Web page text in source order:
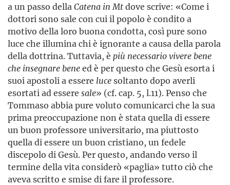
a un passo della Catena in Mtdove scrive: «Come i
dottori sono sale con cui il popolo è condito a
motivo della loro buona condotta, così pure sono
luce che illumina chi è ignorante a causa della parola
della dottrina. Tuttavia, è più necessario vivere bene
che insegnare beneed è per questo che Gesù esorta i
suoi apostoli a essere lucesoltanto dopo averli
esortati ad essere sale» (cf. cap. 5, l.11). Penso che
Tommaso abbia pure voluto comunicarci che la sua
prima preoccupazione non è stata quella di essere
un buon professore universitario, ma piuttosto
quella di essere un buon cristiano, un fedele
discepolo di Gesù. Per questo, andando verso il
termine della vita considerò «paglia» tutto ciò che
aveva scritto e smise di fare il professore.